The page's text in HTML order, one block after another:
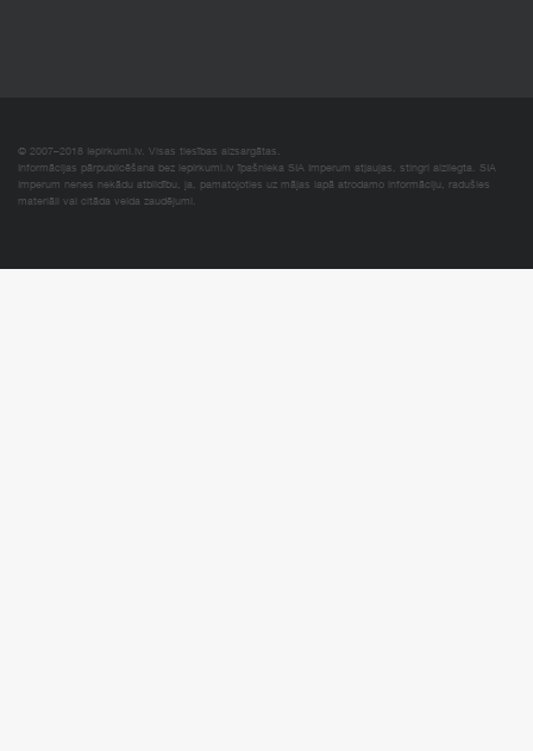
© 2007–2018 Iepirkumi.lv. Visas tiesības aizsargātas.
Informācijas pārpublicēšana bez iepirkumi.lv īpašnieka SIA Imperum atļaujas, stingri aizliegta. SIA
Imperum nenes nekādu atbildību, ja, pamatojoties uz mājas lapā atrodamo informāciju, radušies
materiāli vai citāda veida zaudējumi.